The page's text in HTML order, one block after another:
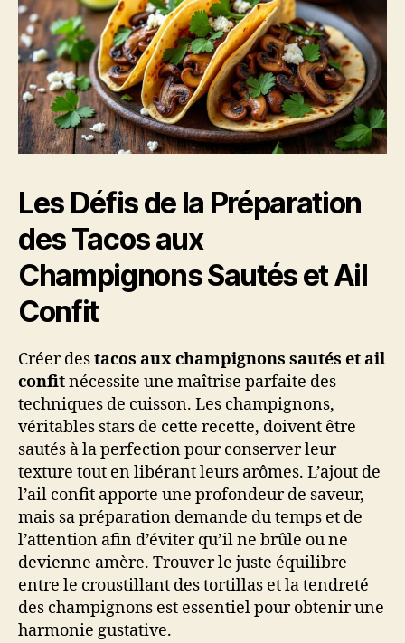
Les Défis de la Préparation
des Tacos aux
Champignons Sautés et Ail
Confit
Créer destacos aux champignons sautés et ail
confitnécessite une maîtrise parfaite des
techniques de cuisson. Les champignons,
véritables stars de cette recette, doivent être
sautés à la perfection pour conserver leur
texture tout en libérant leurs arômes. L’ajout de
l’ail confit apporte une profondeur de saveur,
mais sa préparation demande du temps et de
l’attention afin d’éviter qu’il ne brûle ou ne
devienne amère. Trouver le juste équilibre
entre le croustillant des tortillas et la tendreté
des champignons est essentiel pour obtenir une
harmonie gustative.